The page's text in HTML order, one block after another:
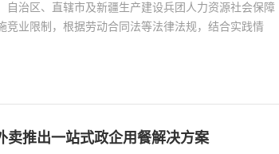
、直辖市及新疆生产建设兵团人力资源社会保障
限制，根据劳动合同法等法律法规，结合实践情
卖推出一站式政企用餐解决方案